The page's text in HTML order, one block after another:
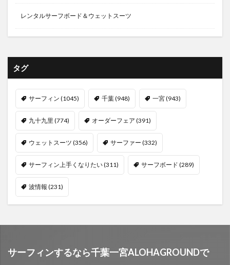
レンタルサーフボード＆ウェットスーツ
タグ
サーフィン (1045) 千葉(948) 一宮(943)
九十九里 (774) オーダーフェア (391)
ウェットスーツ (356) サーファー (332)
サーフィン上手くなりたい(311) サーフボード (289)
波情報 (231)
サーフィンするなら千葉一宮ALOHAGROUNDで